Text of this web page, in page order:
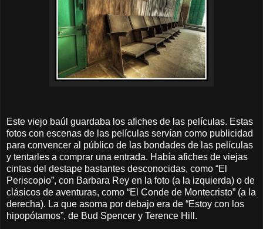
Este viejo baúl guardaba los afiches de las películas. Estas
fotos con escenas de las películas servían como publicidad
para convencer al público de las bondades de las películas
y tentarles a comprar una entrada. Había afiches de viejas
cintas del destape bastantes desconocidas, como “El
Periscopio”, con Barbara Rey en la foto (a la izquierda) o de
clásicos de aventuras, como “El Conde de Montecristo” (a la
derecha). La que asoma por debajo era de “Estoy con los
hipopótamos”, de Bud Spencer y Terence Hill.